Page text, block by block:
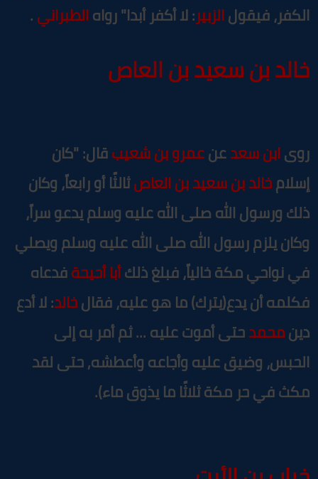
فيقولالزبير: لا أكفر أبدا" رواهالطبراني.
بن سعيد بن العاص
ابن سعدعنعمرو بن شعيبقال: "كان
خالد بن سعيد بن العاصثالثًا أو رابعاً، وكان
ورسول الله صلى الله عليه وسلم يدعو سراً،
يلزم رسول الله صلى الله عليه وسلم ويصلي
نواحي مكة خالياً، فبلغ ذلكأبا أحيحةفدعاه
أن يدع(يترك) ما هو عليه، فقالخالد: لا أدع
محمدحتى أموت عليه ... ثم أمر به إلى
وضيق عليه وأجاعه وأعطشه, حتى لقد
في حر مكة ثلاثًا ما يذوق ماء).